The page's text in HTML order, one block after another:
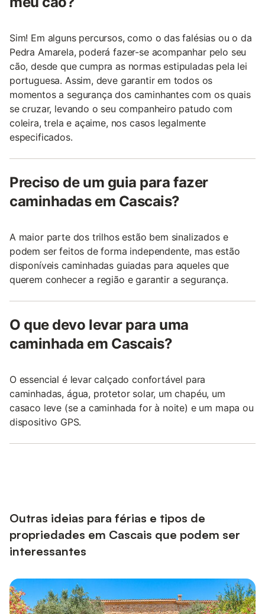
Sim! Em alguns percursos, como o das falésias ou o da
Pedra Amarela, poderá fazer-se acompanhar pelo seu
cão, desde que cumpra as normas estipuladas pela lei
portuguesa. Assim, deve garantir em todos os
momentos a segurança dos caminhantes com os quais
se cruzar, levando o seu companheiro patudo com
coleira, trela e açaime, nos casos legalmente
especificados.
Preciso de um guia para fazer
caminhadas em Cascais?
A maior parte dos trilhos estão bem sinalizados e
podem ser feitos de forma independente, mas estão
disponíveis caminhadas guiadas para aqueles que
querem conhecer a região e garantir a segurança.
O que devo levar para uma
caminhada em Cascais?
O essencial é levar calçado confortável para
caminhadas, água, protetor solar, um chapéu, um
casaco leve (se a caminhada for à noite) e um mapa ou
dispositivo GPS.
Outras ideias para férias e tipos de
propriedades em Cascais que podem ser
interessantes